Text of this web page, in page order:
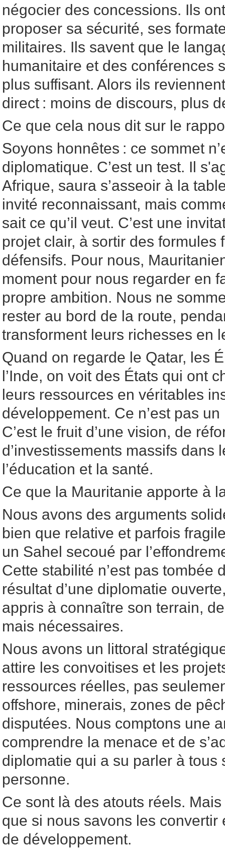
négocier des concessions. Ils
proposer sa sécurité, ses
militaires. Ils savent que le
humanitaire et des conférences
plus suffisant. Alors ils
direct : moins de discours, plus
Ce que cela nous dit sur le
Soyons honnêtes : ce sommet
diplomatique. C’est un test. Il
Afrique, saura s’asseoir à la
invité reconnaissant, mais
sait ce qu’il veut. C’est une
projet clair, à sortir des formules
défensifs. Pour nous,
moment pour nous regarder en
propre ambition. Nous ne
rester au bord de la route,
transforment leurs richesses en
Quand on regarde le Qatar, les
l’Inde, on voit des États qui ont
leurs ressources en véritables
développement. Ce n’est pas
C’est le fruit d’une vision, de
d’investissements massifs dans
l’éducation et la santé.
Ce que la Mauritanie apporte à
Nous avons des arguments
bien que relative et parfois
un Sahel secoué par
Cette stabilité n’est pas tombée
résultat d’une diplomatie
appris à connaître son terrain,
mais nécessaires.
Nous avons un littoral
attire les convoitises et les
ressources réelles, pas
offshore, minerais, zones de
disputées. Nous comptons une
comprendre la menace et de
diplomatie qui a su parler à tous
personne.
Ce sont là des atouts réels. Mais
que si nous savons les convertir
de développement.